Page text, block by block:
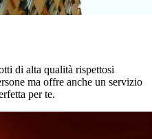
di alta qualità rispettosi
ma offre anche un servizio
per te.